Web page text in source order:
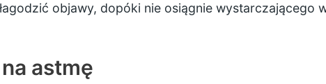
objawy, dopóki nie osiągnie wystarczającego
astmę